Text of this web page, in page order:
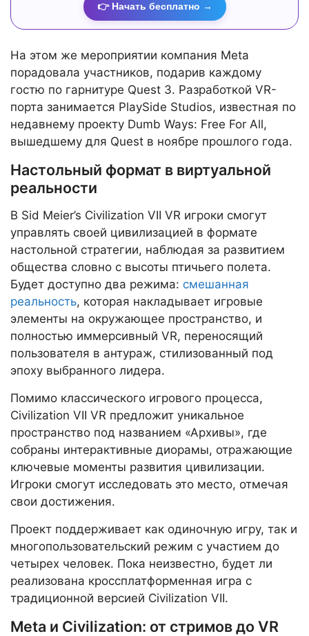
👉 Начать бесплатно →
На этом же мероприятии компания Meta
порадовала участников, подарив каждому
гостю по гарнитуре Quest 3. Разработкой VR-
порта занимается PlaySide Studios, известная по
недавнему проекту Dumb Ways: Free For All,
вышедшему для Quest в ноябре прошлого года.
Настольный формат в виртуальной
реальности
В Sid Meier’s Civilization VII VR игроки смогут
управлять своей цивилизацией в формате
настольной стратегии, наблюдая за развитием
общества словно с высоты птичьего полета.
Будет доступно два режима: смешанная
реальность, которая накладывает игровые
элементы на окружающее пространство, и
полностью иммерсивный VR, переносящий
пользователя в антураж, стилизованный под
эпоху выбранного лидера.
Помимо классического игрового процесса,
Civilization VII VR предложит уникальное
пространство под названием «Архивы», где
собраны интерактивные диорамы, отражающие
ключевые моменты развития цивилизации.
Игроки смогут исследовать это место, отмечая
свои достижения.
Проект поддерживает как одиночную игру, так и
многопользовательский режим с участием до
четырех человек. Пока неизвестно, будет ли
реализована кроссплатформенная игра с
традиционной версией Civilization VII.
Meta и Civilization: от стримов до VR